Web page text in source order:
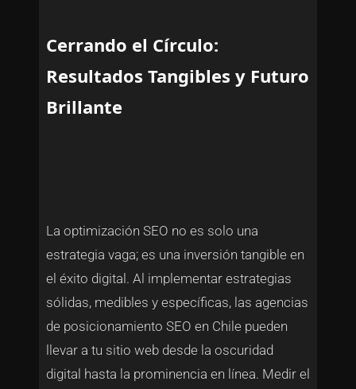
Cerrando el Círculo:
Resultados Tangibles y Futuro
Brillante
La optimización SEO no es solo una
estrategia vaga; es una inversión tangible en
el éxito digital. Al implementar estrategias
sólidas, medibles y específicas, las agencias
de posicionamiento SEO en Chile pueden
llevar a tu sitio web desde la oscuridad
digital hasta la prominencia en línea. Medir el